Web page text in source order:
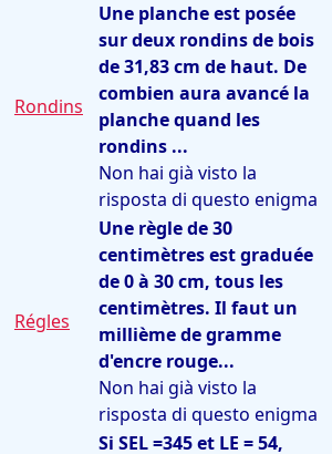
Rondins
Une planche est posée
sur deux rondins de bois
de 31,83 cm de haut. De
combien aura avancé la
planche quand les
rondins ...
Non hai già visto la
risposta di questo enigma
Régles
Une règle de 30
centimètres est graduée
de 0 à 30 cm, tous les
centimètres. Il faut un
millième de gramme
d'encre rouge...
Non hai già visto la
risposta di questo enigma
Si SEL =345 et LE = 54,